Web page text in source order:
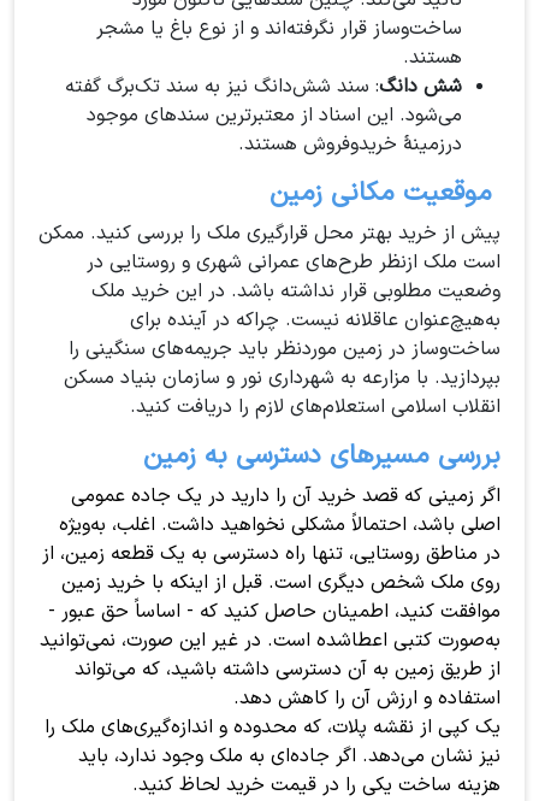
ساخت‌وساز قرار نگرفته‌اند و از نوع باغ یا مشجر
هستند.
شش دانگ: سند شش‌دانگ نیز به سند تک‌برگ گفته
می‌شود. این اسناد از معتبرترین سندهای موجود
درزمینهٔ خریدوفروش هستند.
موقعیت مکانی زمین
پیش از خرید بهتر محل قرارگیری ملک را بررسی کنید. ممکن
است ملک ازنظر طرح‌های عمرانی شهری و روستایی در
وضعیت مطلوبی قرار نداشته باشد. در این خرید ملک
به‌هیچ‌عنوان عاقلانه نیست. چراکه در آینده برای
ساخت‌وساز در زمین موردنظر باید جریمه‌های سنگینی را
بپردازید. با مزارعه به شهرداری نور و سازمان بنیاد مسکن
انقلاب اسلامی استعلام‌های لازم را دریافت کنید.
بررسی مسیرهای دسترسی به زمین
اگر زمینی که قصد خرید آن را دارید در یک جاده عمومی
اصلی باشد، احتمالاً مشکلی نخواهید داشت. اغلب، به‌ویژه
در مناطق روستایی، تنها راه دسترسی به یک قطعه زمین، از
روی ملک شخص دیگری است. قبل از اینکه با خرید زمین
موافقت کنید، اطمینان حاصل کنید که - اساساً حق عبور -
به‌صورت کتبی اعطاشده است. در غیر این صورت، نمی‌توانید
از طریق زمین به آن دسترسی داشته باشید، که می‌تواند
استفاده و ارزش آن را کاهش دهد.
یک کپی از نقشه پلات، که محدوده و اندازه‌گیری‌های ملک را
نیز نشان می‌دهد. اگر جاده‌ای به ملک وجود ندارد، باید
هزینه ساخت یکی را در قیمت خرید لحاظ کنید.